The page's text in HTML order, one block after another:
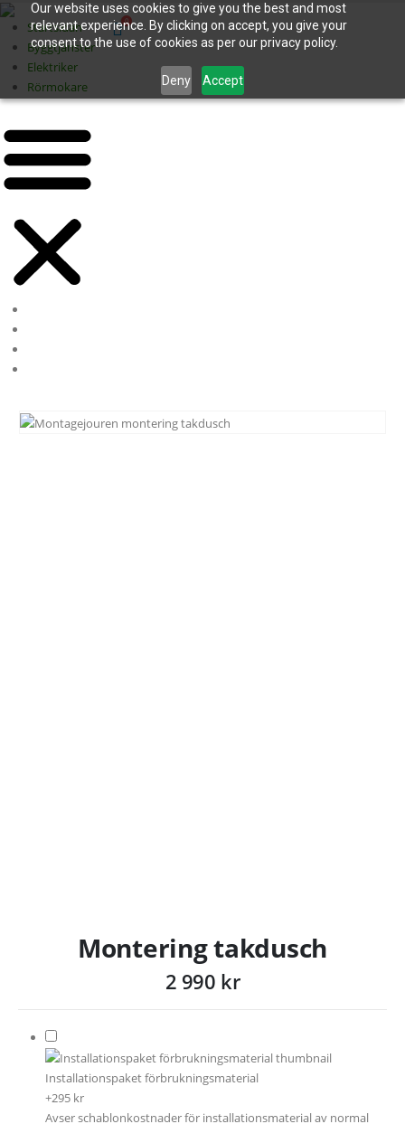
Our website uses cookies to give you the best and most
relevant experience. By clicking on accept, you give your
consent to the use of cookies as per our privacy policy.
Deny Accept
Startsidan
Byggtjänster
Elektriker
Rörmokare
0
Montering takdusch
2 990 kr
Installationspaket förbrukningsmaterial
+295 kr
Avser schablonkostnader för installationsmaterial av normal